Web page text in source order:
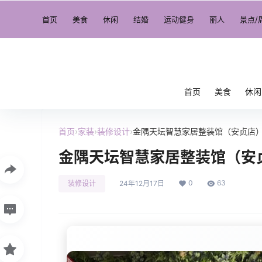
首页 美食 休闲 结婚 运动健身 丽人 景点/
首页 美食 休闲
首页›家装›装修设计›金隅天坛智慧家居整装馆（安贞店
金隅天坛智慧家居整装馆（安
装修设计 24年12月17日 0 63